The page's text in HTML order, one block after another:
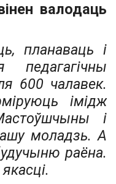
валодаць
плана­ваць і
педагагічны
600 чалавек.
імідж
і
моладзь. А
раёна.